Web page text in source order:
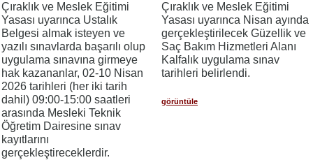
Çıraklık ve Meslek Eğitimi
Yasası uyarınca Ustalık
Belgesi almak isteyen ve
yazılı sınavlarda başarılı olup
uygulama sınavına girmeye
hak kazananlar, 02-10 Nisan
2026 tarihleri (her iki tarih
dahil) 09:00-15:00 saatleri
arasında Mesleki Teknik
Öğretim Dairesine sınav
kayıtlarını
gerçekleştireceklerdir.
Çıraklık ve Meslek Eğitimi
Yasası uyarınca Nisan ayında
gerçekleştirilecek Güzellik ve
Saç Bakım Hizmetleri Alanı
Kalfalık uygulama sınav
tarihleri belirlendi.
görüntüle